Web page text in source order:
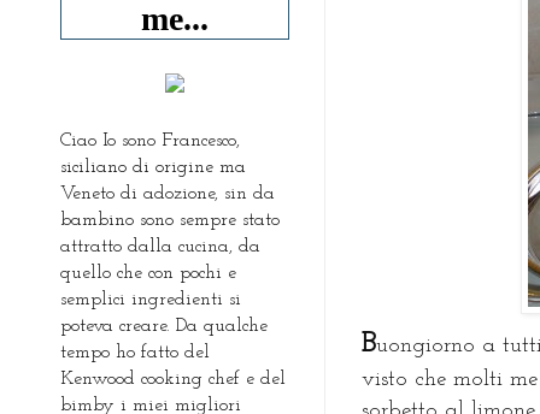
Buongiorno a
visto che molti
me...
Ciao Io sono Francesco,
siciliano di origine ma
Veneto di adozione, sin da
bambino sono sempre stato
attratto dalla cucina, da
quello che con pochi e
semplici ingredienti si
poteva creare. Da qualche
tempo ho fatto del
Kenwood cooking chef e del
bimby i miei migliori